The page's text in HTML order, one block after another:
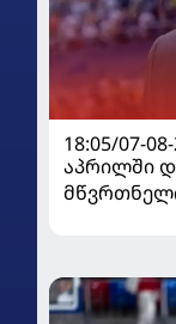
18:05/07-
აპრილში